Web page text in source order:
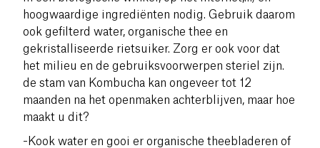
hoogwaardige ingrediënten nodig. Gebruik daarom
ook gefilterd water, organische thee en
gekristalliseerde rietsuiker. Zorg er ook voor dat
het milieu en de gebruiksvoorwerpen steriel zijn.
de stam van Kombucha kan ongeveer tot 12
maanden na het openmaken achterblijven, maar hoe
maakt u dit?
-Kook water en gooi er organische theebladeren of